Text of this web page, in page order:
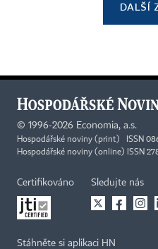
DALŠÍ
© 1996-2026 Economia, a.s.
Hospodářské noviny (print) ISSN
Hospodářské noviny (online) ISSN
Certifikováno Sledujte nás
Stáhněte si aplikaci HN